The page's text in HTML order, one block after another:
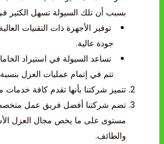
بسبب أن تلك السيولة تسهل الكثير
توفير الأجهزة ذات التقنيات
جودة عالية.
تساعد السيولة في استيراد
تتم في إتمام عمليات العزل
تتميز شركتنا بأنها تقدم كافة
تضم شركتنا أفضل فريق عمل
مستوى على ما يخص مجال العزل
والطائف.